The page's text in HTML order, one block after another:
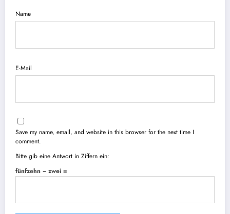
Name
E-Mail
Save my name, email, and website in this browser for the next time I
comment.
Bitte gib eine Antwort in Ziffern ein:
fünfzehn − zwei =